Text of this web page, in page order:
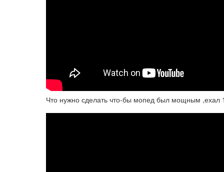
Что нужно сделать что-бы мопед был мощным ,ехал